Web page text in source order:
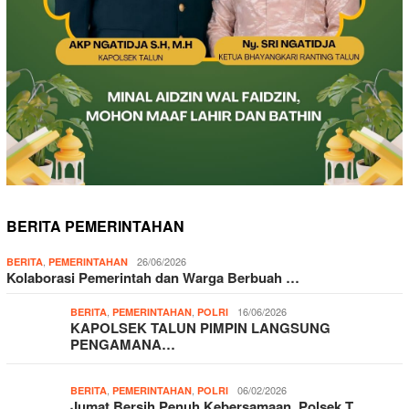
BERITA PEMERINTAHAN
BERITA, PEMERINTAHAN 26/06/2026
Kolaborasi Pemerintah dan Warga Berbuah …
BERITA, PEMERINTAHAN, POLRI 16/06/2026
KAPOLSEK TALUN PIMPIN LANGSUNG
PENGAMANA…
BERITA, PEMERINTAHAN, POLRI 06/02/2026